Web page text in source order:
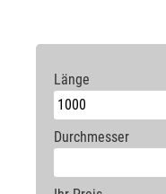
Länge
Durchmesser